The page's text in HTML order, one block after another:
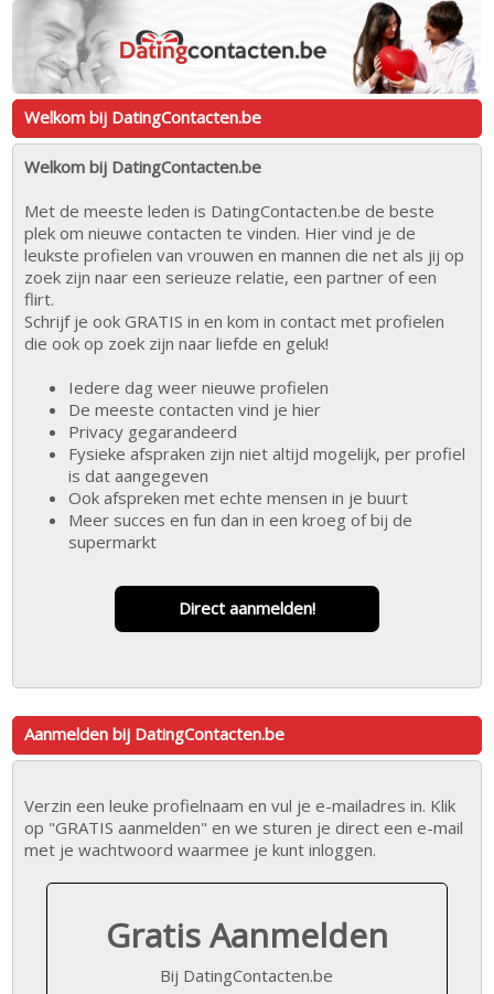
Welkom bij DatingContacten.be
Welkom bij DatingContacten.be
Met de meeste leden is DatingContacten.be de beste
plek om nieuwe contacten te vinden. Hier vind je de
leukste profielen van vrouwen en mannen die net als jij op
zoek zijn naar een serieuze relatie, een partner of een
flirt.
Schrijf je ook GRATIS in en kom in contact met profielen
die ook op zoek zijn naar liefde en geluk!
Iedere dag weer nieuwe profielen
De meeste contacten vind je hier
Privacy gegarandeerd
Fysieke afspraken zijn niet altijd mogelijk, per profiel
is dat aangegeven
Ook afspreken met echte mensen in je buurt
Meer succes en fun dan in een kroeg of bij de
supermarkt
Direct aanmelden!
Aanmelden bij DatingContacten.be
Verzin een leuke profielnaam en vul je e-mailadres in. Klik
op "GRATIS aanmelden" en we sturen je direct een e-mail
met je wachtwoord waarmee je kunt inloggen.
Gratis Aanmelden
Bij DatingContacten.be